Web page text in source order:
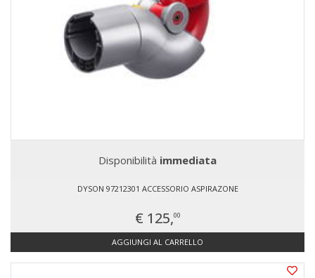
Disponibilità immediata
DYSON 97212301 ACCESSORIO ASPIRAZONE
€ 125,00
AGGIUNGI AL CARRELLO